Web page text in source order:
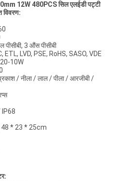
12W 480PCS सिल एलईडी पट्टी
विवरण:
पीसीबी, 3 औंस पीसीबी
ETL, LVD, PSE, RoHS, SASO, VDE
10W
/ नीला / लाल / पीला / आरजीबी /
IP68
48 * 23 * 25cm